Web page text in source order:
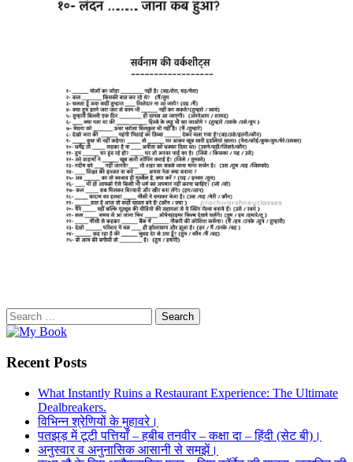
Search
for:
Recent Posts
What Instantly Ruins a Restaurant Experience: The Ultimate
Dealbreakers.
विभिन्न श्रेणियों के मुहावरे।
पतझड़ में टूटी पत्तियाँ – हबीब तनवीर – कक्षा दा – हिंदी (सेट बी)।
अनुस्वार व अनुनासिक आसानी से समझें।